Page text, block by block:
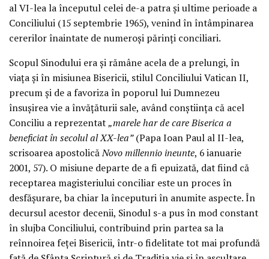
al VI-lea la începutul celei de-a patra și ultime perioade a
Conciliului (15 septembrie 1965), venind în întâmpinarea
cererilor înaintate de numeroși părinți conciliari.
Scopul Sinodului era și rămâne acela de a prelungi, în
viața și în misiunea Bisericii, stilul Conciliului Vatican II,
precum și de a favoriza în poporul lui Dumnezeu
însușirea vie a învățăturii sale, având conștiința că acel
Conciliu a reprezentat„marele har de care Biserica a
beneficiat în secolul al XX-lea”(Papa Ioan Paul al II-lea,
scrisoarea apostolicăNovo millennio ineunte, 6 ianuarie
2001, 57). O misiune departe de a fi epuizată, dat fiind că
receptarea magisteriului conciliar este un proces în
desfășurare, ba chiar la începuturi în anumite aspecte. În
decursul acestor decenii, Sinodul s-a pus în mod constant
în slujba Conciliului, contribuind prin partea sa la
reînnoirea feței Bisericii, într-o fidelitate tot mai profundă